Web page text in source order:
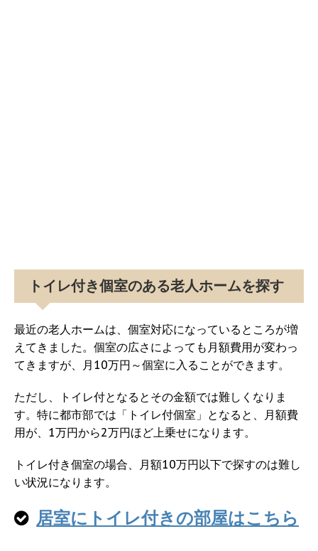
トイレ付き個室のある老人ホームを探す
最近の老人ホームは、個室対応になっているところが増
えてきました。個室の広さによっても月額費用が変わっ
てきますが、月10万円～個室に入ることができます。
ただし、トイレ付となるとその金額では難しくなりま
す。特に都市部では「トイレ付個室」となると、月額費
用が、1万円から2万円ほど上乗せになります。
トイレ付き個室の場合、月額10万円以下で探すのは難し
い状況になります。
居室にトイレ付きの部屋はこちら